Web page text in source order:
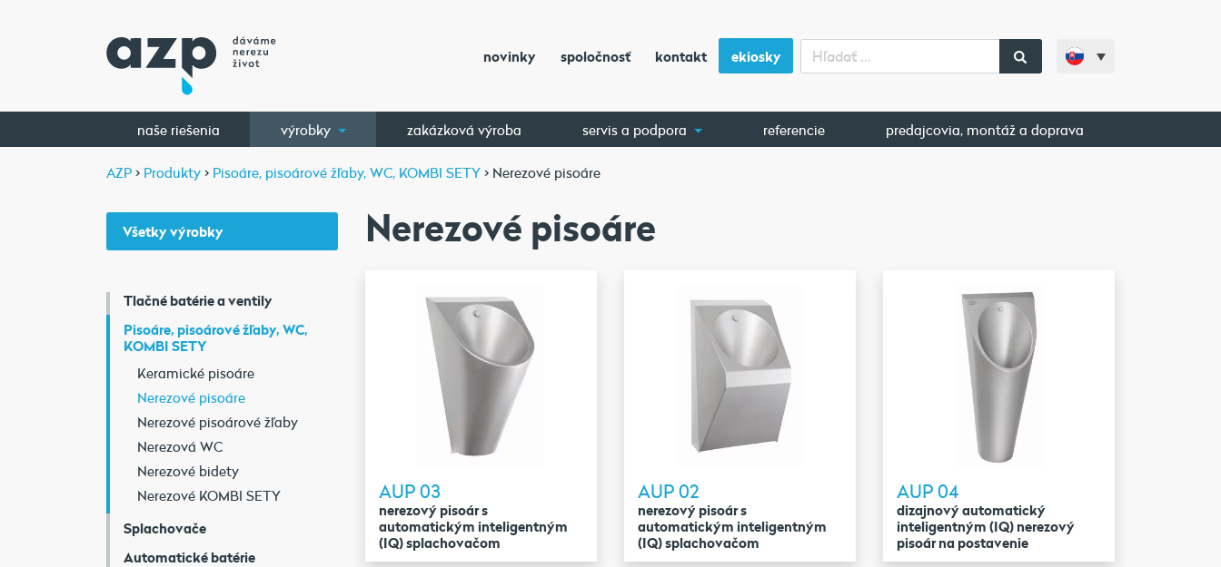
novinky spoločnosť kontakt ekiosky
naše riešenia výrobky zakázková výroba servis a podpora referencie predajcovia, montáž a doprava
AZP > Produkty > Pisoáre, pisoárové žľaby, WC, KOMBI SETY > Nerezové pisoáre
Všetky výrobky
Tlačné batérie a ventily
Pisoáre, pisoárové žľaby, WC,
KOMBI SETY
Keramické pisoáre
Nerezové pisoáre
Nerezové pisoárové žľaby
Nerezová WC
Nerezové bidety
Nerezové KOMBI SETY
Splachovače
Automatické batérie
Nerezové pisoáre
AUP 03
nerezový pisoár s
automatickým inteligentným
(IQ) splachovačom
AUP 02
nerezový pisoár s
automatickým inteligentným
(IQ) splachovačom
AUP 04
dizajnový automatický
inteligentným (IQ) nerezový
pisoár na postavenie